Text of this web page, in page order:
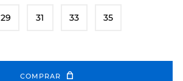
29 31 33 35
COMPRAR